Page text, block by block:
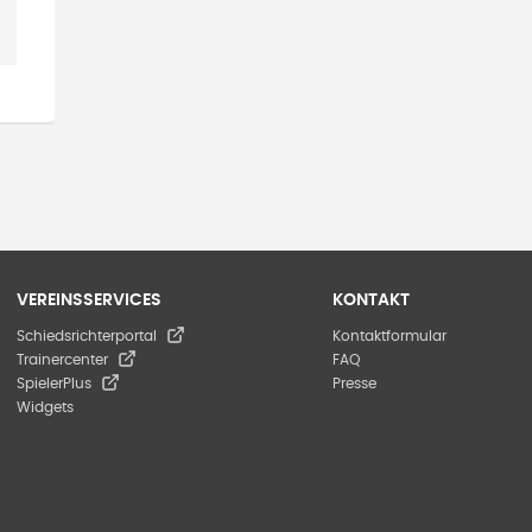
VEREINSSERVICES
Schiedsrichterportal
Trainercenter
SpielerPlus
Widgets
KONTAKT
Kontaktformular
FAQ
Presse